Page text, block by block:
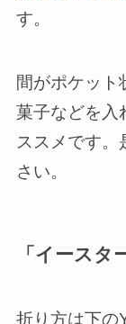
す。
間がポケット
菓子などを入
ススメです
さい。
「イースタ
折り方は下の